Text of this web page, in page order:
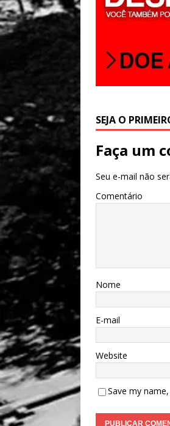
SEJA O
Faça um
Seu e-mail não
Comentário
Nome
E-mail
Website
Save my